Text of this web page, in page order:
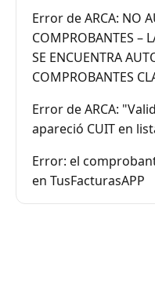
Error de ARCA: NO
COMPROBANTES –
SE ENCUENTRA
COMPROBANTES
Error de ARCA:
apareció CUIT en
Error: el
en TusFacturasAPP